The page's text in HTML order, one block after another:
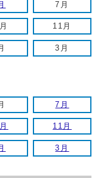
7月
11月
3月
7月
11月
3月